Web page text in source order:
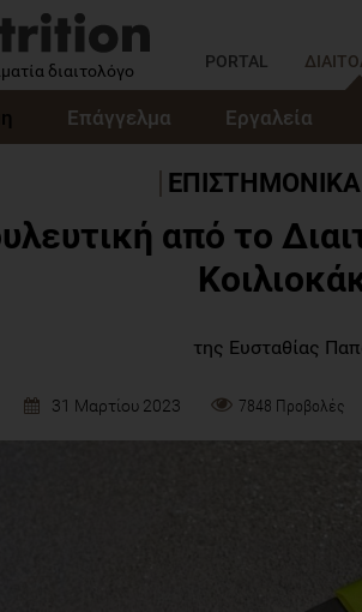
διαιτολόγο PORTAL
Επάγγελμα Εργαλεία
από το
της Ευσταθίας
31 Μαρτίου 2023 7848 Προβολές